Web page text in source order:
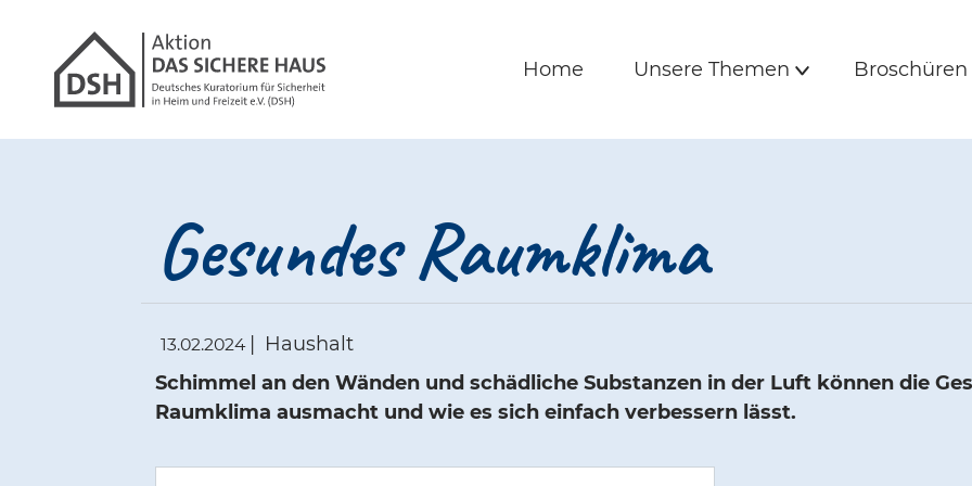
Gathmann Michaelis und Freunde |
Hauptmenü
Home
Home Unsere Themen
Unsere Themen Broschüren
Broschüren
Gesundes Raumklima
13.02.2024
Haushalt
Schimmel an den Wänden und schädliche Substanzen in der Luft können die
Raumklima ausmacht und wie es sich einfach verbessern lässt.